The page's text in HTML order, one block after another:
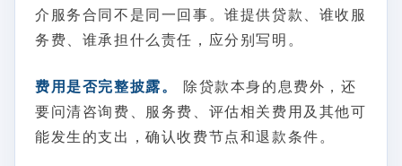
介服务合同不是同一回事。谁提供贷款、谁收服
务费、谁承担什么责任，应分别写明。
费用是否完整披露。
除贷款本身的息费外，还
要问清咨询费、服务费、评估相关费用及其他可
能发生的支出，确认收费节点和退款条件。